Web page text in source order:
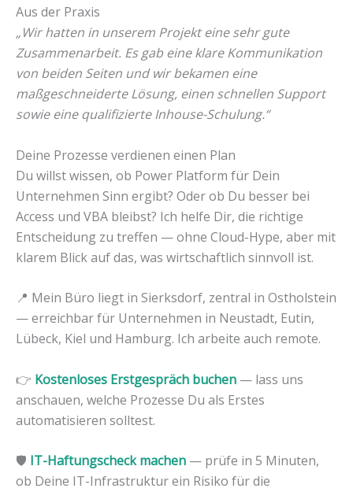
Aus der Praxis
„Wir hatten in unserem Projekt eine sehr gute
Zusammenarbeit. Es gab eine klare Kommunikation
von beiden Seiten und wir bekamen eine
maßgeschneiderte Lösung, einen schnellen Support
sowie eine qualifizierte Inhouse-Schulung.“
Deine Prozesse verdienen einen Plan
Du willst wissen, ob Power Platform für Dein
Unternehmen Sinn ergibt? Oder ob Du besser bei
Access und VBA bleibst? Ich helfe Dir, die richtige
Entscheidung zu treffen — ohne Cloud-Hype, aber mit
klarem Blick auf das, was wirtschaftlich sinnvoll ist.
📍 Mein Büro liegt in Sierksdorf, zentral in Ostholstein
— erreichbar für Unternehmen in Neustadt, Eutin,
Lübeck, Kiel und Hamburg. Ich arbeite auch remote.
👉 Kostenloses Erstgespräch buchen — lass uns
anschauen, welche Prozesse Du als Erstes
automatisieren solltest.
🛡️ IT-Haftungscheck machen — prüfe in 5 Minuten,
ob Deine IT-Infrastruktur ein Risiko für die